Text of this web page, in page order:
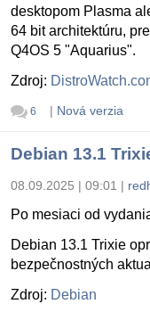
desktopom Plasma
64 bit architektúru,
Q4OS 5 "Aquarius".
Zdroj:
6 | Nová verzia
Debian 13.1
08.09.2025 | 09:01 |
Po mesiaci od
Debian 13.1 Trixie
bezpečnostných
Zdroj: Debian